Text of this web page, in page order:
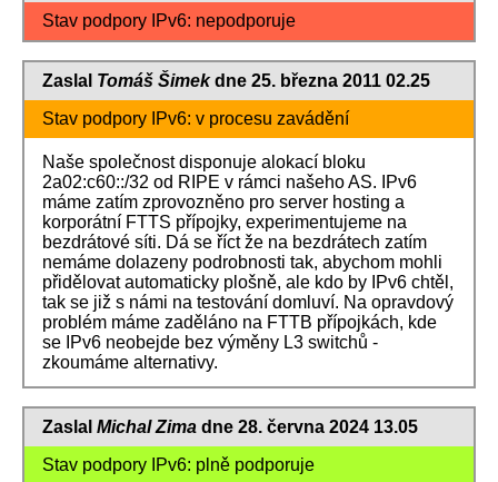
Stav podpory IPv6: nepodporuje
Zaslal Tomáš Šimekdne 25. března 2011 02.25
Stav podpory IPv6: v procesu zavádění
Naše společnost disponuje alokací bloku
2a02:c60::/32 od RIPE v rámci našeho AS. IPv6
máme zatím zprovozněno pro server hosting a
korporátní FTTS přípojky, experimentujeme na
bezdrátové síti. Dá se říct že na bezdrátech zatím
nemáme dolazeny podrobnosti tak, abychom mohli
přidělovat automaticky plošně, ale kdo by IPv6 chtěl,
tak se již s námi na testování domluví. Na opravdový
problém máme zaděláno na FTTB přípojkách, kde
se IPv6 neobejde bez výměny L3 switchů -
zkoumáme alternativy.
Zaslal Michal Zima dne 28. června 2024 13.05
Stav podpory IPv6: plně podporuje